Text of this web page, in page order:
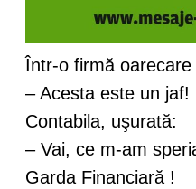
Într-o firmă
– Acesta este un jaf!
Contabila, uşurată:
– Vai, ce m-am
Garda Financiară !